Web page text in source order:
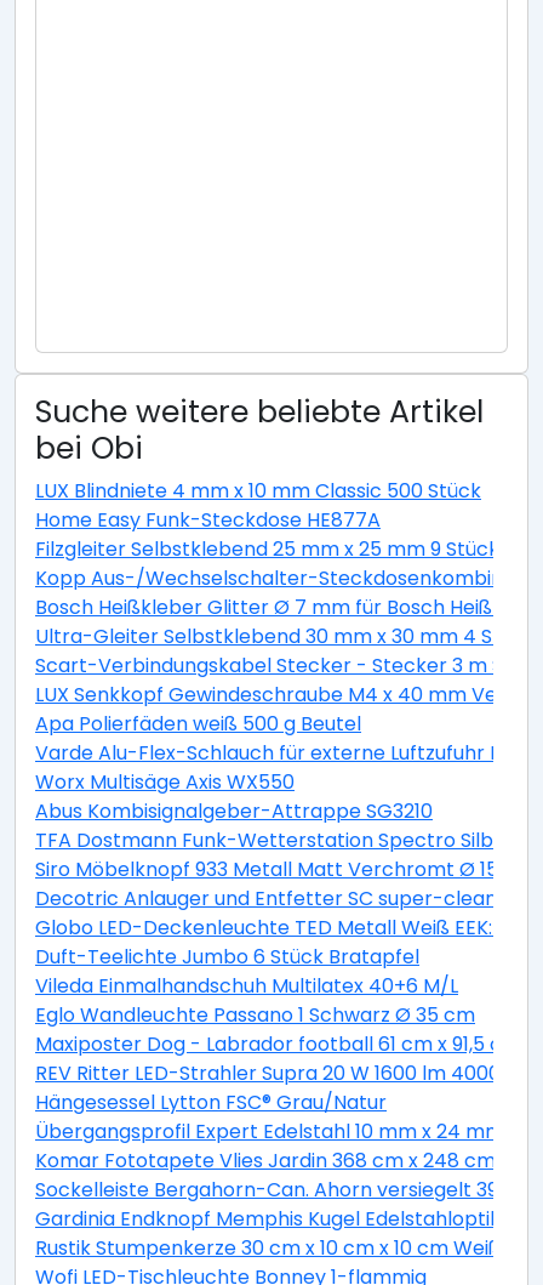
Suche weitere beliebte Artikel
bei Obi
LUX Blindniete 4 mm x 10 mm Classic 500 Stück
Home Easy Funk-Steckdose HE877A
Filzgleiter Selbstklebend 25 mm x 25 mm 9 Stück
Kopp Aus-/Wechselschalter-
Bosch Heißkleber Glitter Ø 7 mm für Bosch
Ultra-Gleiter Selbstklebend 30 mm x 30 mm 4 Stück
Scart-Verbindungskabel Stecker - Stecker 3 m
LUX Senkkopf Gewindeschraube M4 x 40 mm
Apa Polierfäden weiß 500 g Beutel
Varde Alu-Flex-Schlauch für externe Luftzufuhr
Worx Multisäge Axis WX550
Abus Kombisignalgeber-Attrappe SG3210
TFA Dostmann Funk-Wetterstation Spectro Silber
Siro Möbelknopf 933 Metall Matt Verchromt Ø 15 mm
Decotric Anlauger und Entfetter SC super-clean 500
Globo LED-Deckenleuchte TED Metall Weiß EEK: A+
Duft-Teelichte Jumbo 6 Stück Bratapfel
Vileda Einmalhandschuh Multilatex 40+6 M/L
Eglo Wandleuchte Passano 1 Schwarz Ø 35 cm
Maxiposter Dog - Labrador football 61 cm x 91,5 cm
REV Ritter LED-Strahler Supra 20 W 1600 lm 4000 K
Hängesessel Lytton FSC® Grau/Natur
Übergangsprofil Expert Edelstahl 10 mm x 24 mm
Komar Fototapete Vlies Jardin 368 cm x 248 cm
Sockelleiste Bergahorn-Can. Ahorn versiegelt 39
Gardinia Endknopf Memphis Kugel Edelstahloptik 2-
Rustik Stumpenkerze 30 cm x 10 cm x 10 cm Weiß
Wofi LED-Tischleuchte Bonney 1-flammig